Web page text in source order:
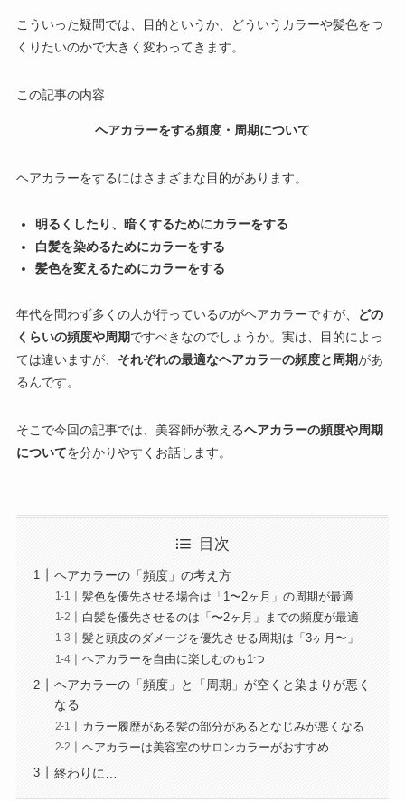
こういった疑問では、目的というか、どういうカラーや髪色をつ
くりたいのかで大きく変わってきます。
この記事の内容
ヘアカラーをする頻度・周期について
ヘアカラーをするにはさまざまな目的があります。
明るくしたり、暗くするためにカラーをする
白髪を染めるためにカラーをする
髪色を変えるためにカラーをする
年代を問わず多くの人が行っているのがヘアカラーですが、
どの
くらいの頻度や周期ですべきなのでしょうか。 実は、目的によっ
ては違いますが、 それぞれの最適なヘアカラーの頻度と周期があ
るんです。
そこで今回の記事では、美容師が教えるヘアカラーの頻度や周期
についてを分かりやすくお話します。
目次
ヘアカラーの「頻度」の考え方
髪色を優先させる場合は「1〜2ヶ月」の周期が最適
白髪を優先させるのは「〜2ヶ月」までの頻度が最適
髪と頭皮のダメージを優先させる周期は「3ヶ月〜」
ヘアカラーを自由に楽しむのも1つ
ヘアカラーの「頻度」と「周期」が空くと染まりが悪く
なる
カラー履歴がある髪の部分があるとなじみが悪くなる
ヘアカラーは美容室のサロンカラーがおすすめ
終わりに…